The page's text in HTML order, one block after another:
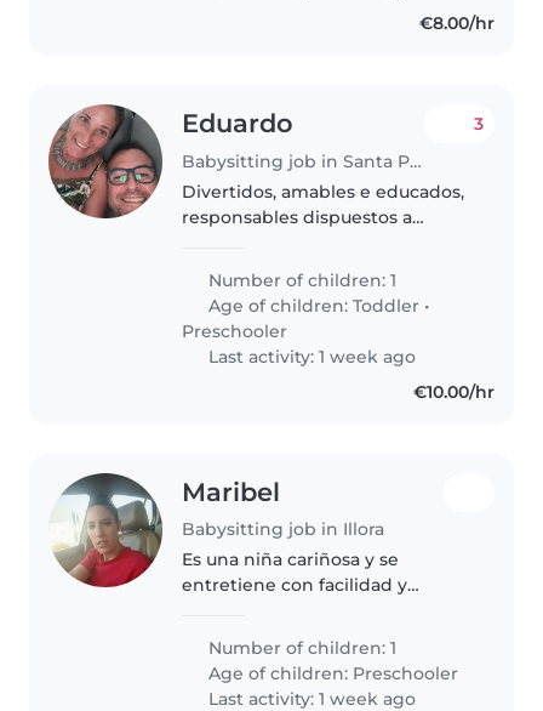
€8.00/hr
Eduardo
Babysitting job in Santa Pola
3
Divertidos, amables e educados,
responsables dispuestos a
Number of children: 1
Age of children:Toddler •
Preschooler
Last activity: 1 week ago
€10.00/hr
Maribel
Babysitting job in Illora
Es una niña cariñosa y se
entretiene con facilidad y
Number of children: 1
Age of children: Preschooler
Last activity: 1 week ago